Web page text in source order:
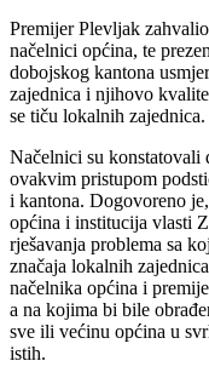
Premijer Plevljak
načelnici općina, te
dobojskog kantona
zajednica i njihovo
se tiču lokalnih zajednica.
Načelnici su konstatovali
ovakvim pristupom
i kantona. Dogovoreno
općina i institucija vlasti
rješavanja problema sa
značaja lokalnih
načelnika općina i
a na kojima bi bile
sve ili većinu općina u
istih.